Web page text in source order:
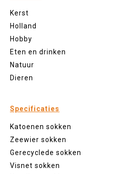
Kerst
Holland
Hobby
Eten en drinken
Natuur
Dieren
Specificaties
Katoenen sokken
Zeewier sokken
Gerecyclede sokken
Visnet sokken